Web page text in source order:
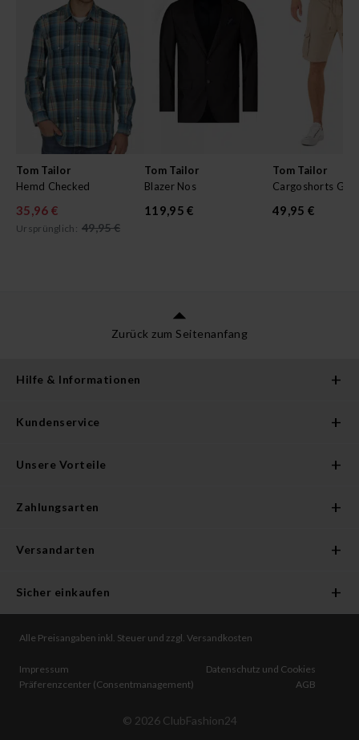
Tom Tailor
Hemd Checked
35,96 €
Ursprünglich: 49,95 €
Tom Tailor
Blazer Nos
119,95 €
Tom Tailor
Cargoshorts
49,95 €
Zurück zum Seitenanfang
Hilfe & Informationen
Kundenservice
Unsere Vorteile
Zahlungsarten
Versandarten
Sicher einkaufen
Alle Preisangaben inkl. Steuer und zzgl. Versandkosten
Impressum
Datenschutz und Cookies
Präferenzcenter (Consentmanagement)
AGB
© 2026ClubFashion24